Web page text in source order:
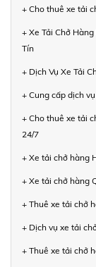
+ Cho thuê xe tải
+ Xe Tải Chở
Tín
+ Dịch Vụ Xe Tải
+ Cung cấp dịch
+ Cho thuê xe tải
24/7
+ Xe tải chở hàng
+ Xe tải chở hàng
+ Thuê xe tải chở
+ Dịch vụ xe tải
+ Thuê xe tải chở